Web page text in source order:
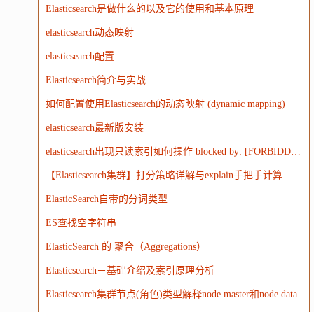
Elasticsearch是做什么的以及它的使用和基本原理
elasticsearch动态映射
elasticsearch配置
Elasticsearch简介与实战
如何配置使用Elasticsearch的动态映射 (dynamic mapping)
elasticsearch最新版安装
elasticsearch出现只读索引如何操作 blocked by: [FORBIDDEN/12/index read-only / allow delete (api)];')
【Elasticsearch集群】打分策略详解与explain手把手计算
ElasticSearch自带的分词类型
ES查找空字符串
ElasticSearch 的 聚合（Aggregations）
Elasticsearch－基础介绍及索引原理分析
Elasticsearch集群节点(角色)类型解释node.master和node.data